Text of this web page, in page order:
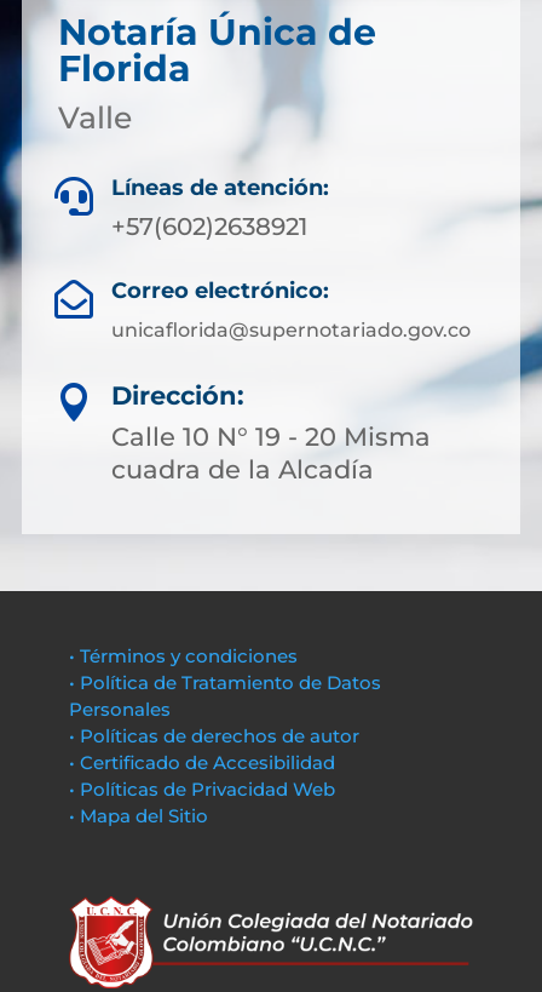
Notaría Única de
Florida
Valle
 Líneas de atención:
+57(602)2638921
 Correo electrónico:
unicaflorida@supernotariado.gov.co

Dirección:
Calle 10 N° 19 - 20 Misma
cuadra de la Alcadía
• Términos y condiciones
• Política de Tratamiento de Datos
Personales
• Políticas de derechos de autor
• Certificado de Accesibilidad
• Políticas de Privacidad Web
• Mapa del Sitio